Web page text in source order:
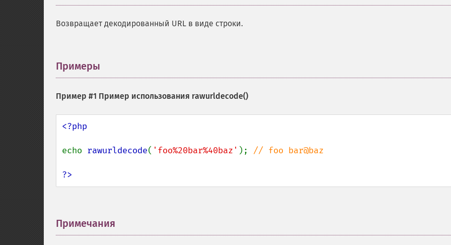
Возвращает декодированный URL в виде строки.
Примеры
Пример #1 Пример использования rawurldecode()
<?php
echo rawurldecode( 'foo%20bar%40baz' ); // foo bar@baz
?>
Примечания